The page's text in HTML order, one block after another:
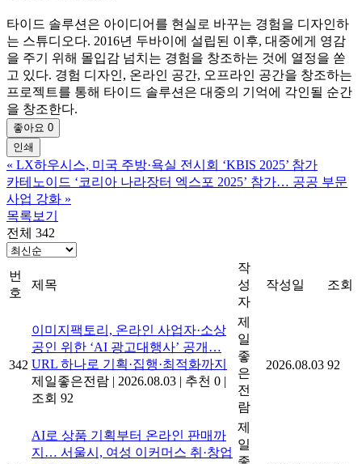
타이드 솔루션은 아이디어를 현실로 바꾸는 경험을 디자인하
는 스튜디오다. 2016년 두바이에 설립된 이후, 대중에게 영감
을 주기 위해 몰입감 넘치는 경험을 창조하는 것에 열정을 쏟
고 있다. 경험 디자인, 온라인 공간, 오프라인 공간을 창조하는
프로젝트를 통해 타이드 솔루션은 대중의 기억에 각인될 순간
을 창조한다.
좋아요 0
인쇄
« LX하우시스, 미국 주방·욕실 전시회 ‘KBIS 2025’ 참가
카테노이드 ‘코리아 나라장터 엑스포 2025’ 참가… 공공 부문
사업 강화 »
목록보기
전체 342
번
호
제목
작
성
자
작성일 조회
342
이미지팩토리, 온라인 사업자·소상
공인 위한 ‘AI 광고대행사’ 공개…
URL 하나로 기획·집행·최적화까지
제일좋은전람 | 2026.08.03 | 추천 0 |
조회 92
제
일
좋
은
전
람
2026.08.03 92
AI로 상품 기획부터 온라인 판매까
지… 서울시, 여성 이커머스 취·창업
제
일
좋